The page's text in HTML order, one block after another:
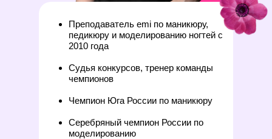
Преподаватель emi по маникюру,
педикюру и моделированию ногтей с
2010 года
Судья конкурсов, тренер команды
чемпионов
Чемпион Юга России по маникюру
Серебряный чемпион России по
моделированию